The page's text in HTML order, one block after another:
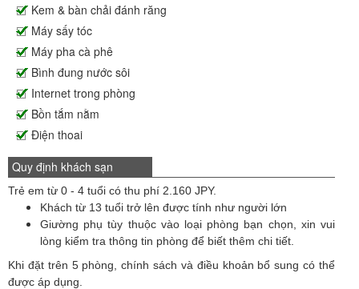
Kem & bàn chải đánh răng
Máy sấy tóc
Máy pha cà phê
Bình đung nước sôi
Internet trong phòng
Bồn tắm nằm
Điện thoai
Quy định khách sạn
Trẻ em từ 0 - 4 tuổi có thu phí 2.160 JPY.
Khách từ 13 tuổi trở lên được tính như người lớn
Giường phụ tùy thuộc vào loại phòng bạn chọn, xin vui
lòng kiểm tra thông tin phòng để biết thêm chi tiết.
Khi đặt trên 5 phòng, chính sách và điều khoản bổ sung có thể
được áp dụng.